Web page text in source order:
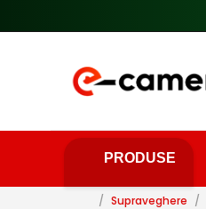
PRODUSE
/ Supraveghere /